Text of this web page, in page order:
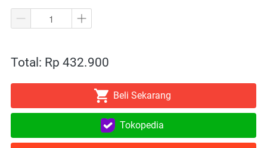
Total: Rp 432.900
` Beli Sekarang
` Tokopedia